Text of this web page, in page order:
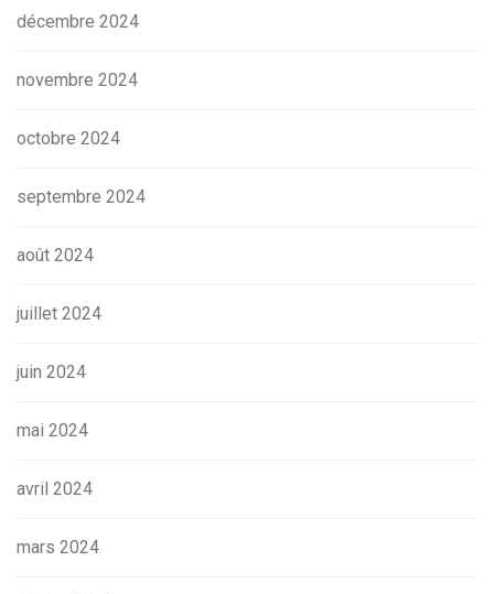
décembre 2024
novembre 2024
octobre 2024
septembre 2024
août 2024
juillet 2024
juin 2024
mai 2024
avril 2024
mars 2024